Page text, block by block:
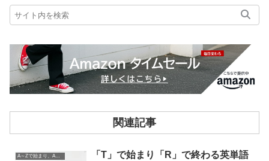
関連記事
A～Zで始まり、A～Zで終わる英単語
「T」で始まり「R」で終わる英単語